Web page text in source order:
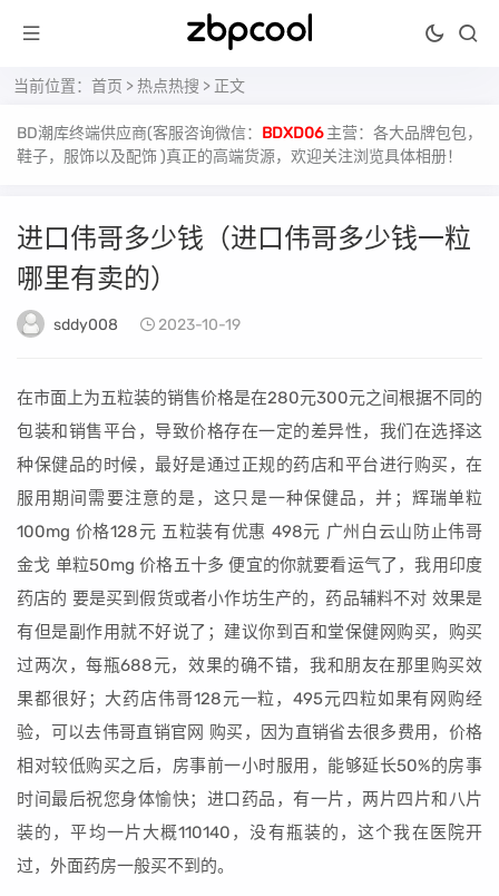
当前位置： 首页 >热点热搜 > 正文
BD潮库终端供应商(客服咨询微信： BDXD06 主营：各大品牌包包，
鞋子，服饰以及配饰 )真正的高端货源，欢迎关注浏览具体相册！
进口伟哥多少钱（进口伟哥多少钱一粒
哪里有卖的）
sddy008 2023-10-19
在市面上为五粒装的销售价格是在280元300元之间根据不同的
包装和销售平台，导致价格存在一定的差异性，我们在选择这
种保健品的时候，最好是通过正规的药店和平台进行购买，在
服用期间需要注意的是，这只是一种保健品，并；辉瑞单粒
100mg 价格128元 五粒装有优惠 498元 广州白云山防止伟哥
金戈 单粒50mg 价格五十多 便宜的你就要看运气了，我用印度
药店的 要是买到假货或者小作坊生产的，药品辅料不对 效果是
有但是副作用就不好说了；建议你到百和堂保健网购买，购买
过两次，每瓶688元，效果的确不错，我和朋友在那里购买效
果都很好；大药店伟哥128元一粒，495元四粒如果有网购经
验，可以去伟哥直销官网 购买，因为直销省去很多费用，价格
相对较低购买之后，房事前一小时服用，能够延长50%的房事
时间最后祝您身体愉快；进口药品，有一片，两片四片和八片
装的，平均一片大概110140，没有瓶装的，这个我在医院开
过，外面药房一般买不到的。